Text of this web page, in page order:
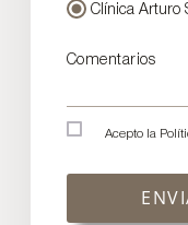
Clínica Arturo
Comentarios
Acepto la